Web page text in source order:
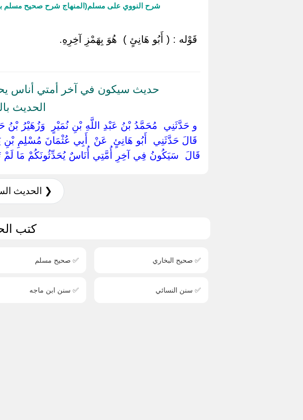
شرح النووي على مسلم(المنهاج شرح صحيح مسلم
‏ ‏قَوْله : ( أَبُو هَانِئٍ ) ‏ ‏هُوَ بِهَمْزِ آخِرِهِ.
حديث سيكون في آخر أمتي أناس
الحديث
‏و حَدَّثَنِي ‏ ‏مُحَمَّدُ بْنُ عَبْدِ اللَّهِ بْنِ نُمَيْرٍ ‏ ‏وَزُهَيْرُ بْنُ
‏قَالَ حَدَّثَنِي ‏ ‏أَبُو هَانِئٍ ‏ ‏عَنْ ‏ ‏أَبِي عُثْمَانَ مُسْلِمِ
قَالَ ‏ ‏سَيَكُونُ فِي آخِرِ أُمَّتِي أُنَاسٌ يُحَدِّثُونَكُمْ مَا لَمْ
❮ الحديث
كتب
✅ صحيح البخاري ✅ صحيح مسلم
✅ سنن النسائي ✅ سنن ابن ماجه